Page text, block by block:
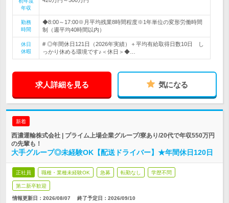
年収
勤務
時間
◆8:00～17:00※月平均残業8時間程度※1年単位の変形労働時間
制（週平均40時間以内）
休日
休暇
# ◎年間休日121日（2026年実績）＋平均有給取得日数10日 し
っかり休める環境です♪＜休日＞◆…
求人詳細を見る 気になる
新着
西濃運輸株式会社 | プライム上場企業グループ/寮あり/20代で年収550万円
の先輩も！
大手グループ◎未経験OK【配送ドライバー】★年間休日120日
正社員 職種・業種未経験OK 急募 転勤なし 学歴不問
第二新卒歓迎
情報更新日：2026/08/07 終了予定日： 2026/09/10